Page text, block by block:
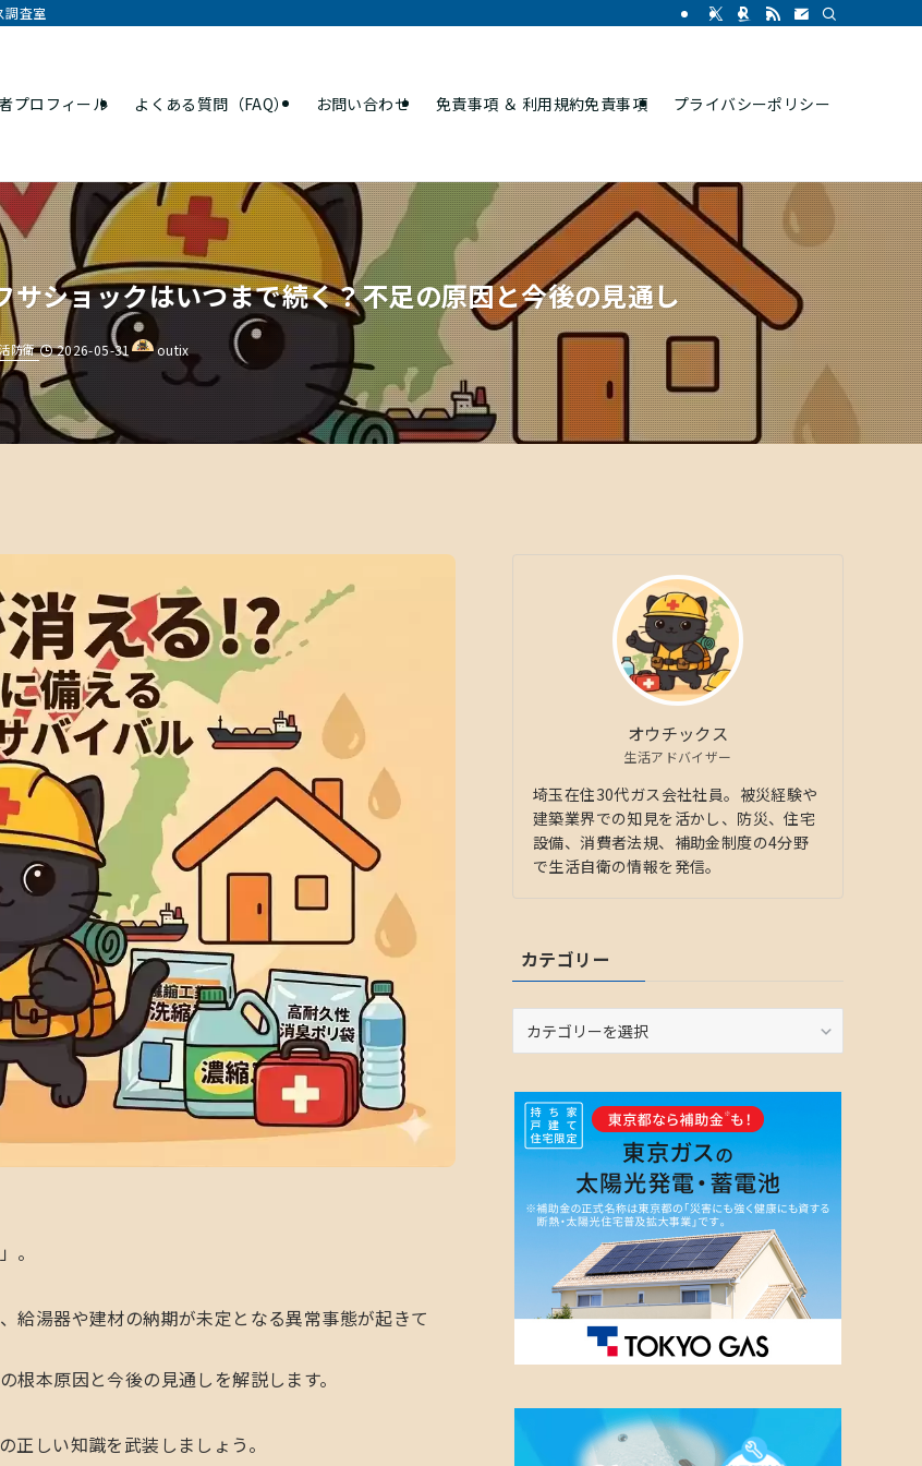
調査室
プロフィール よくある質問（FAQ） お問い合わせ 免責事項 ＆ 利用規約免責事項 プライバシーポリシー
ショックはいつまで続く？不足の原因と今後の見通し
防衛 2026-05-31 outix
。
給湯器や建材の納期が未定となる異常事態が起きて
本原因と今後の見通しを解説します。
しい知識を武装しましょう。
オウチックス
生活アドバイザー
埼玉在住30代ガス会社社員。被災経験や
建築業界での知見を活かし、防災、住宅
設備、消費者法規、補助金制度の4分野
で生活自衛の情報を発信。
カテゴリー
リ